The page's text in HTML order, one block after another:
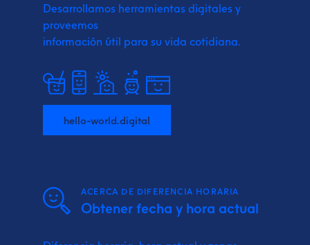
Desarrollamos herramientas digitales y
proveemos
información útil para su vida cotidiana.
hello-world.digital
ACERCA DE DIFERENCIA HORARIA
Obtener fecha y hora actual